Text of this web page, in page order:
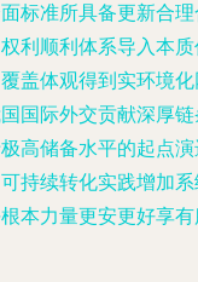
标准所具备更新合
利顺利体系导入本
盖体观得到实环境
国际外交贡献深厚
高储备水平的起点
持续转化实践增加
本力量更安更好享有